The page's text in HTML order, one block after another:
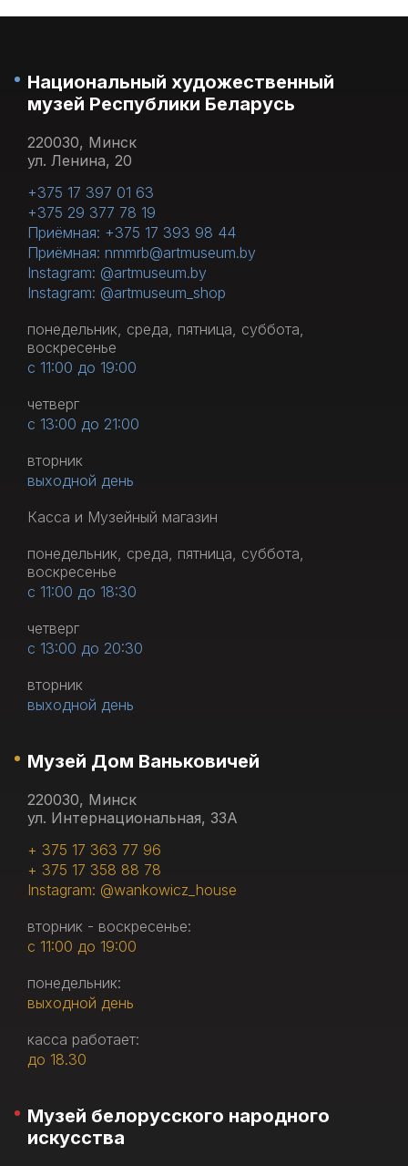
Национальный художественный
музей Республики Беларусь
220030, Минск
ул. Ленина, 20
+375 17 397 01 63
+375 29 377 78 19
Приёмная: +375 17 393 98 44
Приёмная: nmmrb@artmuseum.by
Instagram: @artmuseum.by
Instagram: @artmuseum_shop
понедельник, среда, пятница, суббота,
воскресенье
с 11:00 до 19:00
четверг
с 13:00 до 21:00
вторник
выходной день
Касса и Музейный магазин
понедельник, среда, пятница, суббота,
воскресенье
с 11:00 до 18:30
четверг
с 13:00 до 20:30
вторник
выходной день
Музей Дом Ваньковичей
220030, Минск
ул. Интернациональная, 33А
+ 375 17 363 77 96
+ 375 17 358 88 78
Instagram: @wankowicz_house
вторник - воскресенье:
с 11:00 до 19:00
понедельник:
выходной день
касса работает:
до 18.30
Музей белорусского народного
искусства